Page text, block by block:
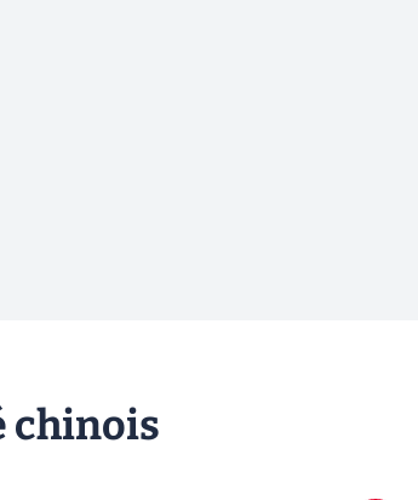
chinois